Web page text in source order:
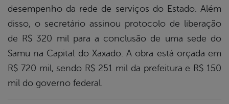
desempenho da rede de serviços do Estado. Além
disso, o secretário assinou protocolo de liberação
de R$ 320 mil para a conclusão de uma sede do
Samu na Capital do Xaxado. A obra está orçada em
R$ 720 mil, sendo R$ 251 mil da prefeitura e R$ 150
mil do governo federal.